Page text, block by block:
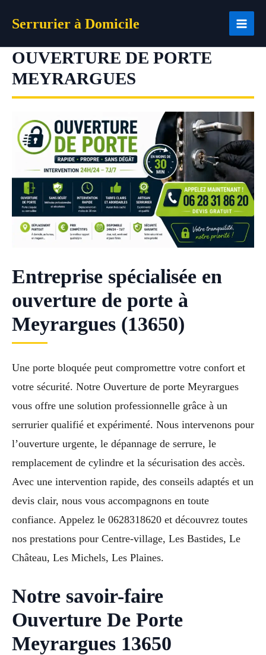
Serrurier à Domicile
OUVERTURE DE PORTE
MEYRARGUES
Entreprise spécialisée en
ouverture de porte à
Meyrargues (13650)
Une porte bloquée peut compromettre votre confort et
votre sécurité. Notre Ouverture de porte Meyrargues
vous offre une solution professionnelle grâce à un
serrurier qualifié et expérimenté. Nous intervenons pour
l’ouverture urgente, le dépannage de serrure, le
remplacement de cylindre et la sécurisation des accès.
Avec une intervention rapide, des conseils adaptés et un
devis clair, nous vous accompagnons en toute
confiance. Appelez le 0628318620 et découvrez toutes
nos prestations pour Centre-village, Les Bastides, Le
Château, Les Michels, Les Plaines.
Notre savoir-faire
Ouverture De Porte
Meyrargues 13650